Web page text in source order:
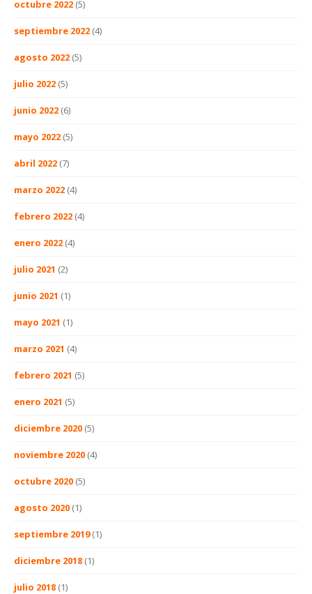
octubre 2022 (5)
septiembre 2022 (4)
agosto 2022 (5)
julio 2022 (5)
junio 2022 (6)
mayo 2022 (5)
abril 2022 (7)
marzo 2022 (4)
febrero 2022 (4)
enero 2022 (4)
julio 2021 (2)
junio 2021 (1)
mayo 2021 (1)
marzo 2021 (4)
febrero 2021 (5)
enero 2021 (5)
diciembre 2020 (5)
noviembre 2020 (4)
octubre 2020 (5)
agosto 2020 (1)
septiembre 2019(1)
diciembre 2018 (1)
julio 2018 (1)